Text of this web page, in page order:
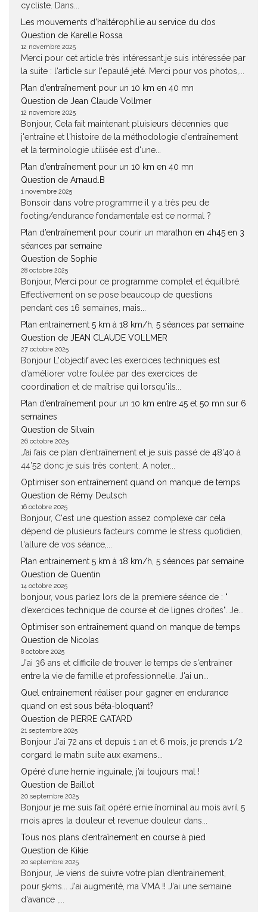
cycliste. Dans...
Les mouvements d’haltérophilie au service du dos
Question de Karelle Rossa
12 novembre 2025
Merci pour cet article très intéressant.je suis intéressée par
la suite : l'article sur l'epaulé jeté. Merci pour vos photos,...
Plan d’entraînement pour un 10 km en 40 mn
Question de Jean Claude Vollmer
12 novembre 2025
Bonjour, Cela fait maintenant pluisieurs décennies que
j'entraîne et l'histoire de la méthodologie d'entraînement
et la terminologie utilisée est d'une...
Plan d’entraînement pour un 10 km en 40 mn
Question de Arnaud.B
1 novembre 2025
Bonsoir dans votre programme il y a très peu de
footing/endurance fondamentale est ce normal ?
Plan d’entraînement pour courir un marathon en 4h45 en 3
séances par semaine
Question de Sophie
28 octobre 2025
Bonjour, Merci pour ce programme complet et équilibré.
Effectivement on se pose beaucoup de questions
pendant ces 16 semaines, mais...
Plan entrainement 5 km à 18 km/h, 5 séances par semaine
Question de JEAN CLAUDE VOLLMER
27 octobre 2025
Bonjour L'objectif avec les exercices techniques est
d'améliorer votre foulée par des exercices de
coordination et de maîtrise qui lorsqu'ils...
Plan d’entraînement pour un 10 km entre 45 et 50 mn sur 6
semaines
Question de Silvain
26 octobre 2025
J’ai fais ce plan d’entraînement et je suis passé de 48’40 à
44’52 donc je suis très content. A noter...
Optimiser son entraînement quand on manque de temps
Question de Rémy Deutsch
16 octobre 2025
Bonjour, C'est une question assez complexe car cela
dépend de plusieurs facteurs comme le stress quotidien,
l'allure de vos séance,...
Plan entrainement 5 km à 18 km/h, 5 séances par semaine
Question de Quentin
14 octobre 2025
bonjour, vous parlez lors de la premiere séance de : "
d’exercices technique de course et de lignes droites". Je...
Optimiser son entraînement quand on manque de temps
Question de Nicolas
8 octobre 2025
J'ai 36 ans et difficile de trouver le temps de s'entrainer
entre la vie de famille et professionnelle. J'ai un...
Quel entrainement réaliser pour gagner en endurance
quand on est sous béta-bloquant?
Question de PIERRE GATARD
21 septembre 2025
Bonjour J'ai 72 ans et depuis 1 an et 6 mois, je prends 1/2
corgard le matin suite aux examens...
Opéré d’une hernie inguinale, j’ai toujours mal !
Question de Baillot
20 septembre 2025
Bonjour je me suis fait opéré ernie înominal au mois avril 5
mois apres la douleur et revenue douleur dans...
Tous nos plans d’entraînement en course à pied
Question de Kikie
20 septembre 2025
Bonjour, Je viens de suivre votre plan d!entrainement,
pour 5kms... J'ai augmenté, ma VMA !! J'ai une semaine
d'avance ,...